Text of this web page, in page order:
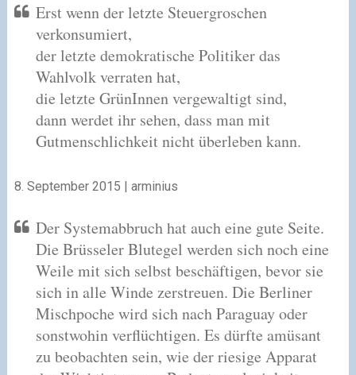
Erst wenn der letzte Steuergroschen
verkonsumiert,
der letzte demokratische Politiker das
Wahlvolk verraten hat,
die letzte GrünInnen vergewaltigt sind,
dann werdet ihr sehen, dass man mit
Gutmenschlichkeit nicht überleben kann.
8. September 2015 | arminius
Der Systemabbruch hat auch eine gute Seite.
Die Brüsseler Blutegel werden sich noch eine
Weile mit sich selbst beschäftigen, bevor sie
sich in alle Winde zerstreuen. Die Berliner
Mischpoche wird sich nach Paraguay oder
sonstwohin verflüchtigen. Es dürfte amüsant
zu beobachten sein, wie der riesige Apparat